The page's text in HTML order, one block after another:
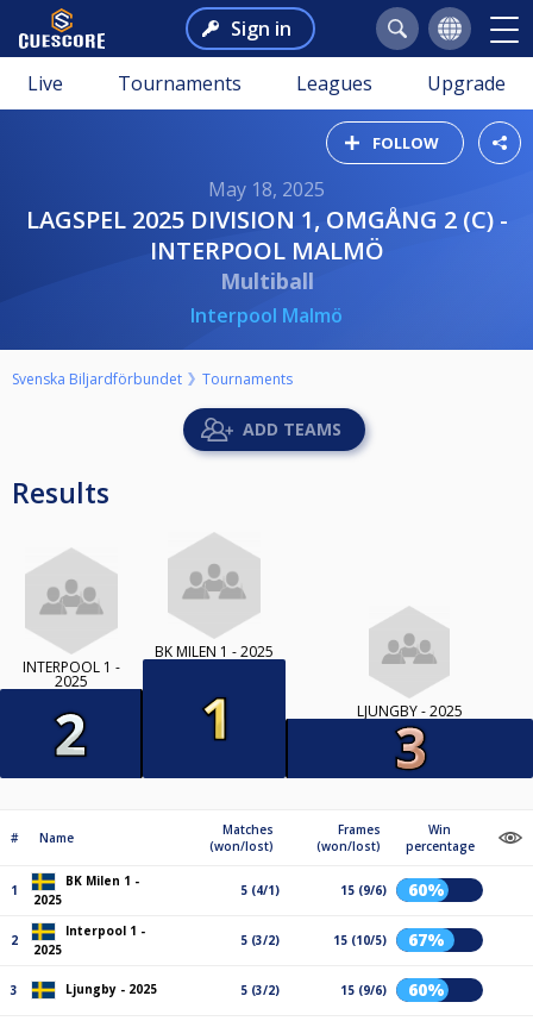
Sign in
Live Tournaments Leagues Upgrade
FOLLOW
May 18, 2025
LAGSPEL 2025 DIVISION 1, OMGÅNG 2 (C) -
INTERPOOL MALMÖ
Multiball
Interpool Malmö
Svenska Biljardförbundet Tournaments
ADD TEAMS
Results
INTERPOOL 1 -
2025
BK MILEN 1 - 2025
LJUNGBY - 2025
# Name
Matches
(won/lost)
Frames
(won/lost)
Win
percentage
1
BK Milen 1 -
2025
5 (4/1) 15 (9/6) 60%
2
Interpool 1 -
2025
5 (3/2) 15 (10/5) 67%
3 Ljungby - 2025 5 (3/2) 15 (9/6) 60%